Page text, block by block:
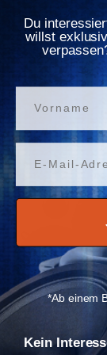
HiFonics
Normaler Preis
349,00€
Verfügbar
Du
willst
*Ab einem
Kein